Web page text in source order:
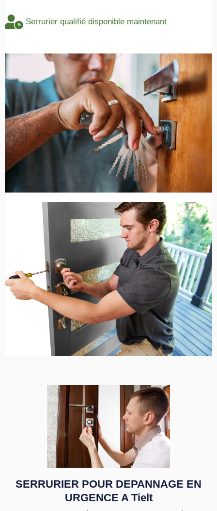
Serrurier qualifié disponible maintenant
SERRURIER POUR DEPANNAGE EN
URGENCE A Tielt